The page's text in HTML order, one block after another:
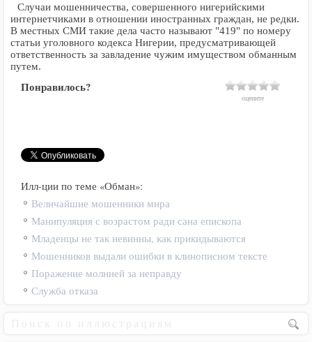
Случаи мошенничества, совершенного нигерийскими
интернетчиками в отношении иностранных граждан, не редки.
В местных СМИ такие дела часто называют "419" по номеру
статьи уголовного кодекса Нигерии, предусматривающей
ответственность за завладение чужим имуществом обманным
путем.
Понравилось?
оцените
Илл-ции по теме «Обман»:
Величайшие мошенники мира
Манипуляция с возрастом ради сана епископа
Младенцы не так невинны, как прикидываются
Мошенников выдали ошибки в клинописном тексте
Поражение молнией за неправду
Служба отказа